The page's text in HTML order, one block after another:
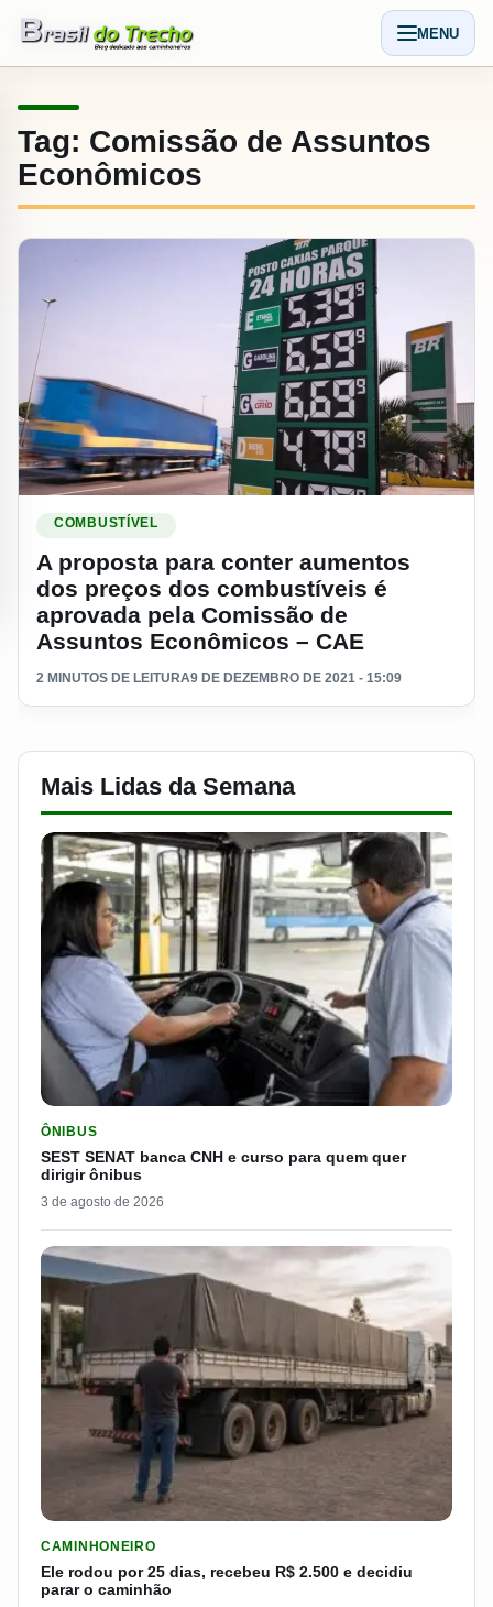
Abrir
MENU
Tag: Comissão de Assuntos
Econômicos
COMBUSTÍVEL
A proposta para conter aumentos
dos preços dos combustíveis é
aprovada pela Comissão de
Assuntos Econômicos – CAE
2 MINUTOS DE LEITURA9 DE DEZEMBRO DE 2021 - 15:09
Mais Lidas da Semana
ÔNIBUS
SEST SENAT banca CNH e curso para quem quer
dirigir ônibus
3 de agosto de 2026
CAMINHONEIRO
Ele rodou por 25 dias, recebeu R$ 2.500 e decidiu
parar o caminhão